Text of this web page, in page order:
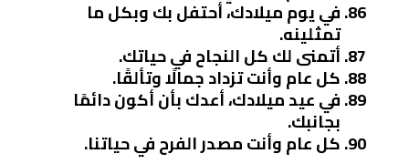
في يوم ميلادك، أحتفل بك وبكل ما
تمثلينه.
أتمنى لك كل النجاح في حياتك.
كل عام وأنت تزداد جمالًا وتألقًا.
في عيد ميلادك، أعدك بأن أكون دائمًا
بجانبك.
كل عام وأنت مصدر الفرح في حياتنا.